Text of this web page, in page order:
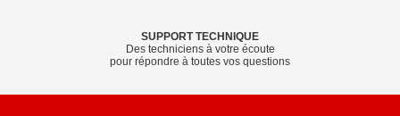
SUPPORT TECHNIQUE
Des techniciens à votre écoute
pour répondre à toutes vos questions